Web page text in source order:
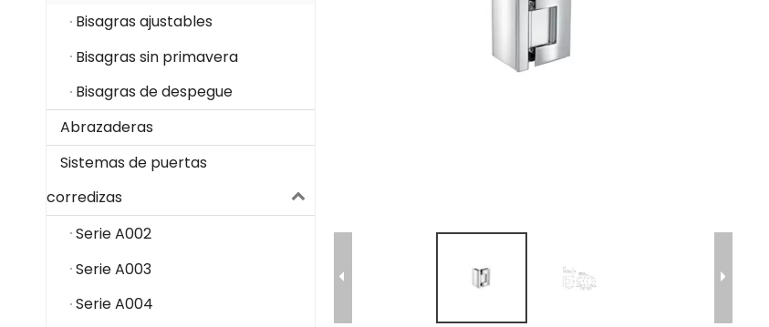
Bisagras ajustables
Bisagras sin primavera
Bisagras de despegue
Abrazaderas
Sistemas de puertas
corredizas
Serie A002
Serie A003
Serie A004